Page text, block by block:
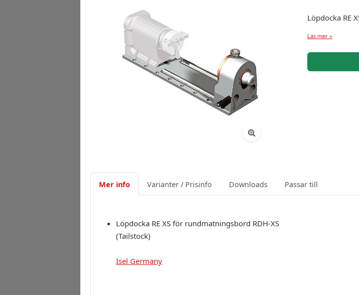
Löpdocka RE
Läs mer »
Mer info Varianter / Prisinfo Downloads Passar till
Löpdocka RE XS för rundmatningsbord RDH-XS
(Tailstock)
Isel Germany